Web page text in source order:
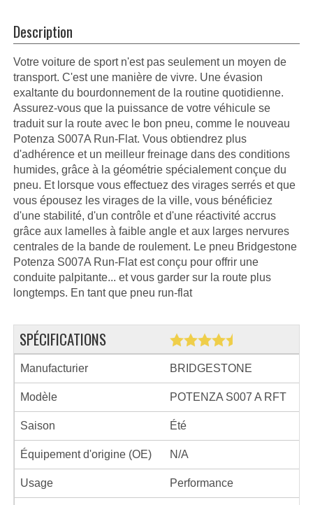
Description
Votre voiture de sport n'est pas seulement un moyen de
transport. C'est une manière de vivre. Une évasion
exaltante du bourdonnement de la routine quotidienne.
Assurez-vous que la puissance de votre véhicule se
traduit sur la route avec le bon pneu, comme le nouveau
Potenza S007A Run-Flat. Vous obtiendrez plus
d'adhérence et un meilleur freinage dans des conditions
humides, grâce à la géométrie spécialement conçue du
pneu. Et lorsque vous effectuez des virages serrés et que
vous épousez les virages de la ville, vous bénéficiez
d'une stabilité, d'un contrôle et d'une réactivité accrus
grâce aux lamelles à faible angle et aux larges nervures
centrales de la bande de roulement. Le pneu Bridgestone
Potenza S007A Run-Flat est conçu pour offrir une
conduite palpitante... et vous garder sur la route plus
longtemps. En tant que pneu run-flat
SPÉCIFICATIONS
Manufacturier BRIDGESTONE
Modèle POTENZA S007 A RFT
Saison Été
Équipement d'origine (OE) N/A
Usage Performance